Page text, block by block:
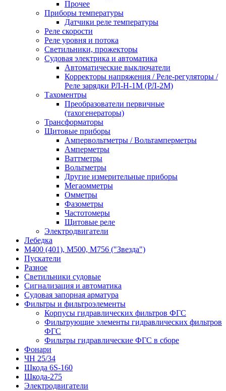
Прочее
Приборы температуры
Датчики реле температуры
Реле скорости
Реле уровня и потока
Светильники, прожекторы
Судовая электрика и автоматика
Автоматические выключатели
Корректоры напряжения / Реле-регуляторы /
Реле зарядки РЛ-Н-1М (РЛ-2М)
Тахоментры
Преобразователи первичные
(тахогенераторы)
Трансформаторы
Щитовые приборы
Ампервольтметры / Вольтамперметры
Амперметры
Ваттметры
Вольтметры
Другие измерительные приборы
Мегаомметры
Омметры
Фазометры
Частотомеры
Щитовые реле
Электродвигатели
Лебедка
М400 (401), М500, М756 ("Звезда")
Пускатели
Разное
Светильники судовые
Сигнализация и автоматика
Судовая запорная арматура
Фильтры и фильтроэлементы
Корпусы гидравлических фильтров ФГС
Фильтрующие элементы гидравлических фильтров
ФГС
Фильтры гидравлические ФГС в сборе
Фонари
ЧН 25/34
Шкода 6S-160
Шкода-275
Электродвигатели